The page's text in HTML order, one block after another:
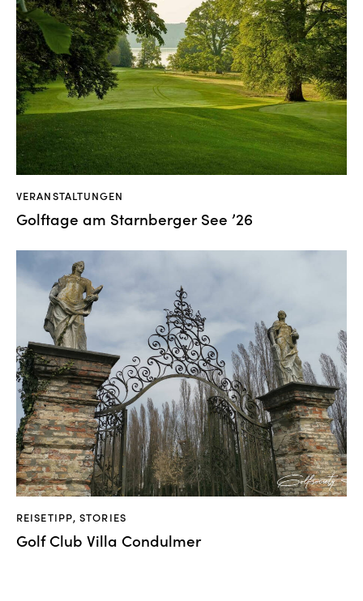
VERANSTALTUNGEN
Golftage am Starnberger See ’26
REISETIPP,STORIES
Golf Club Villa Condulmer